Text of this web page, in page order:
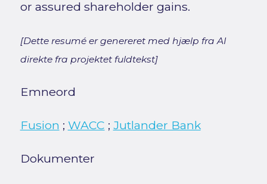
or assured shareholder gains.
[Dette resumé er genereret med hjælp fra AI
direkte fra projektet fuldtekst]
Emneord
Fusion ; WACC ; Jutlander Bank
Dokumenter